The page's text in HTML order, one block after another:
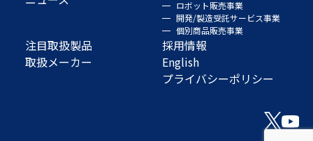
ロボット販売事業
開発/製造受託サービス事業
個別商品販売事業
注目取扱製品
取扱メーカー
採用情報
English
プライバシーポリシー